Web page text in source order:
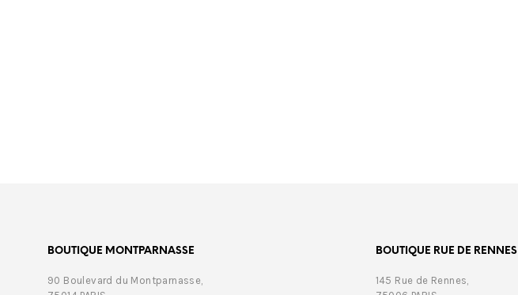
BOUTIQUE MONTPARNASSE
90 Boulevard du Montparnasse,
BOUTIQUE RUE DE RENNES
145 Rue de Rennes,